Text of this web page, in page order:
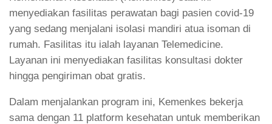
menyediakan fasilitas perawatan bagi pasien covid-19
yang sedang menjalani isolasi mandiri atua isoman di
rumah. Fasilitas itu ialah layanan Telemedicine.
Layanan ini menyediakan fasilitas konsultasi dokter
hingga pengiriman obat gratis.
Dalam menjalankan program ini, Kemenkes bekerja
sama dengan 11 platform kesehatan untuk memberikan